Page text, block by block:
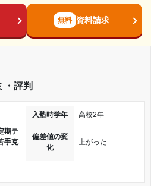
とができ、最終的には第一志望の
きたから。
10月(1年1ヶ月)
らないけど高いとは言ってなかった
いのではとおもいます
た、全部できぬようになりたかっ
コースでもしっかり教えてくれる
。親身になって教えてくれました。
でいいですよー、おすすてです。対
無料 資料請求
・評判
入塾時学年 高校2年
期テ
手克
偏差値の変
化
上がった